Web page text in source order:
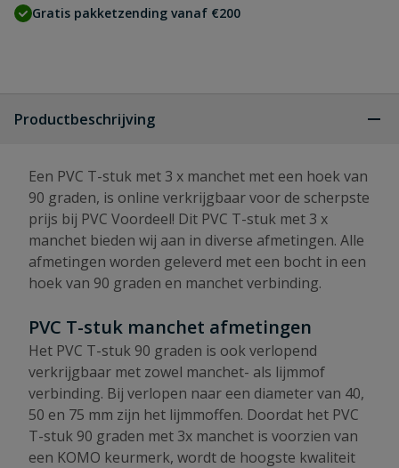
Gratis pakketzending vanaf €200
Productbeschrijving
Een PVC T-stuk met 3 x manchet met een hoek van
90 graden, is online verkrijgbaar voor de scherpste
prijs bij PVC Voordeel! Dit PVC T-stuk met 3 x
manchet bieden wij aan in diverse afmetingen. Alle
afmetingen worden geleverd met een bocht in een
hoek van 90 graden en manchet verbinding.
PVC T-stuk manchet afmetingen
Het PVC T-stuk 90 graden is ook verlopend
verkrijgbaar met zowel manchet- als lijmmof
verbinding. Bij verlopen naar een diameter van 40,
50 en 75 mm zijn het lijmmoffen. Doordat het PVC
T-stuk 90 graden met 3x manchet is voorzien van
een KOMO keurmerk, wordt de hoogste kwaliteit